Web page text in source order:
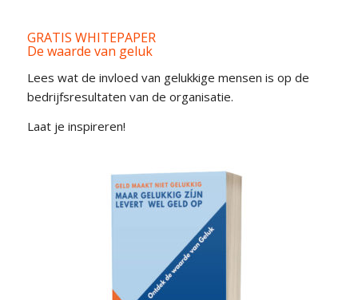
GRATIS WHITEPAPER
De waarde van geluk
Lees wat de invloed van gelukkige mensen is op de
bedrijfsresultaten van de organisatie.
Laat je inspireren!